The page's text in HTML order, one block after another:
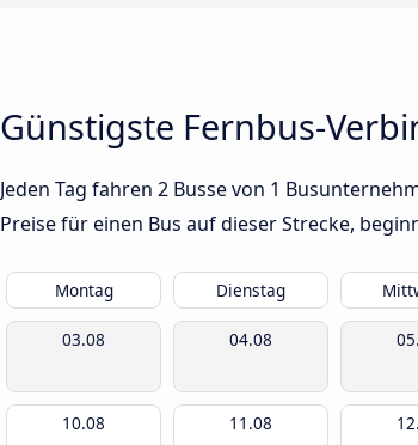
Günstigste Fernbus-
Jeden Tag fahren 2 Busse von 1
Preise für einen Bus auf dieser Strecke,
Montag Dienstag
03.08 04.08
10.08 11.08